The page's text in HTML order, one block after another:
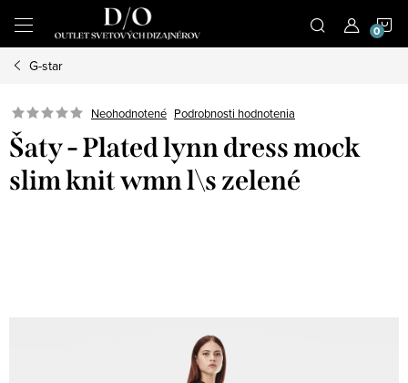
obsah
G-star
Neohodnotené Podrobnosti hodnotenia
Šaty - Plated lynn dress mock
slim knit wmn l\s zelené